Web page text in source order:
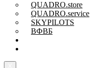
QUADRO.store
QUADRO.service
SKYPILOTS
ВФВБ